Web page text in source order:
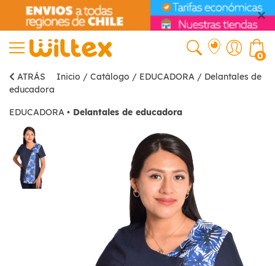
0
ATRÁS
Inicio / Catálogo / EDUCADORA / Delantales de
educadora
EDUCADORA • Delantales de educadora